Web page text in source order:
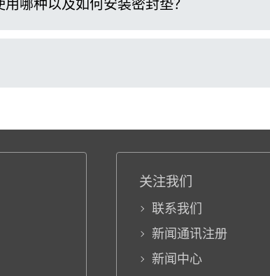
哪种以及如何安装密封垫？
关注我们
联系我们
新闻通讯注册
新闻中心